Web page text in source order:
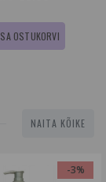
OSTUKORVI
NAITA KÕIKE
-3%